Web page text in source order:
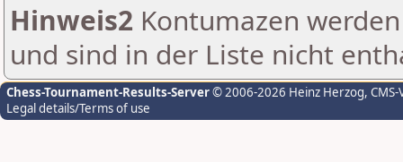
Hinweis2 Kontumazen
und sind in der Liste nicht
Chess-Tournament-Results-Server© 2006-2026 Heinz Herzog,
Legal details/Terms of use